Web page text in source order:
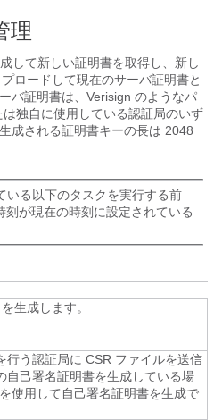
理
して新しい証明書を取得し、新し
ロードして現在のサーバ証明書と
バ証明書は、Verisign のようなパ
独自に使用している認証局のいず
成される証明書キーの長は 2048
いる以下のタスクを実行する前
刻が現在の時刻に設定されている
生成します。
行う認証局に CSR ファイルを送信
自己署名証明書を生成している場
使用して自己署名証明書を生成で